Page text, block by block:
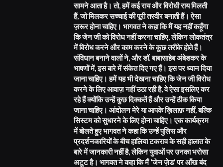
सामने आता है। तो, हमें कई राय और विरोधी राय मिलती
हैं, जो मिलकर सच्चाई की पूरी तस्वीर बनाती हैं। ऐसा
ज़रूर होना चाहिए। भागवत ने कहा कि मैं यह नहीं कहूँगा
कि जेन जी को विरोध नहीं करना चाहिए, लेकिन लोकतंत्र
में विरोध करने और काम करने के कुछ तरीके होते हैं।
संविधान बनाने वालों ने, और डॉ. बाबासाहेब अंबेडकर के
भाषणों में, इस बारे में संकेत दिए गए हैं। इस पर ध्यान दिया
जाना चाहिए। हमें यह भी देखना चाहिए कि जेन जी विरोध
करने के लिए आवाज़ नहीं उठा रही है, वे ऐसा इसलिए कर
रहे हैं क्योंकि उन्हें कुछ दिक्कतें हैं और उन्हें ठीक किया
जाना चाहिए। आंदोलन मेरे या आपके ख़िलाफ़ नहीं, बल्कि
सिस्टम को सुधारने के लिए होना चाहिए। एक कार्यक्रम
में बोलते हुए भागवत ने कहा कि उन्हें पुलिस और
प्रदर्शनकारियों के बीच हालिया टकराव के सही हालात के
बारे में जानकारी नहीं है, लेकिन युवाओं पर उनका भरोसा
अटूट है। भागवत ने कहा कि मैं ‘जेन ज़ेड’ पर आँख बंद